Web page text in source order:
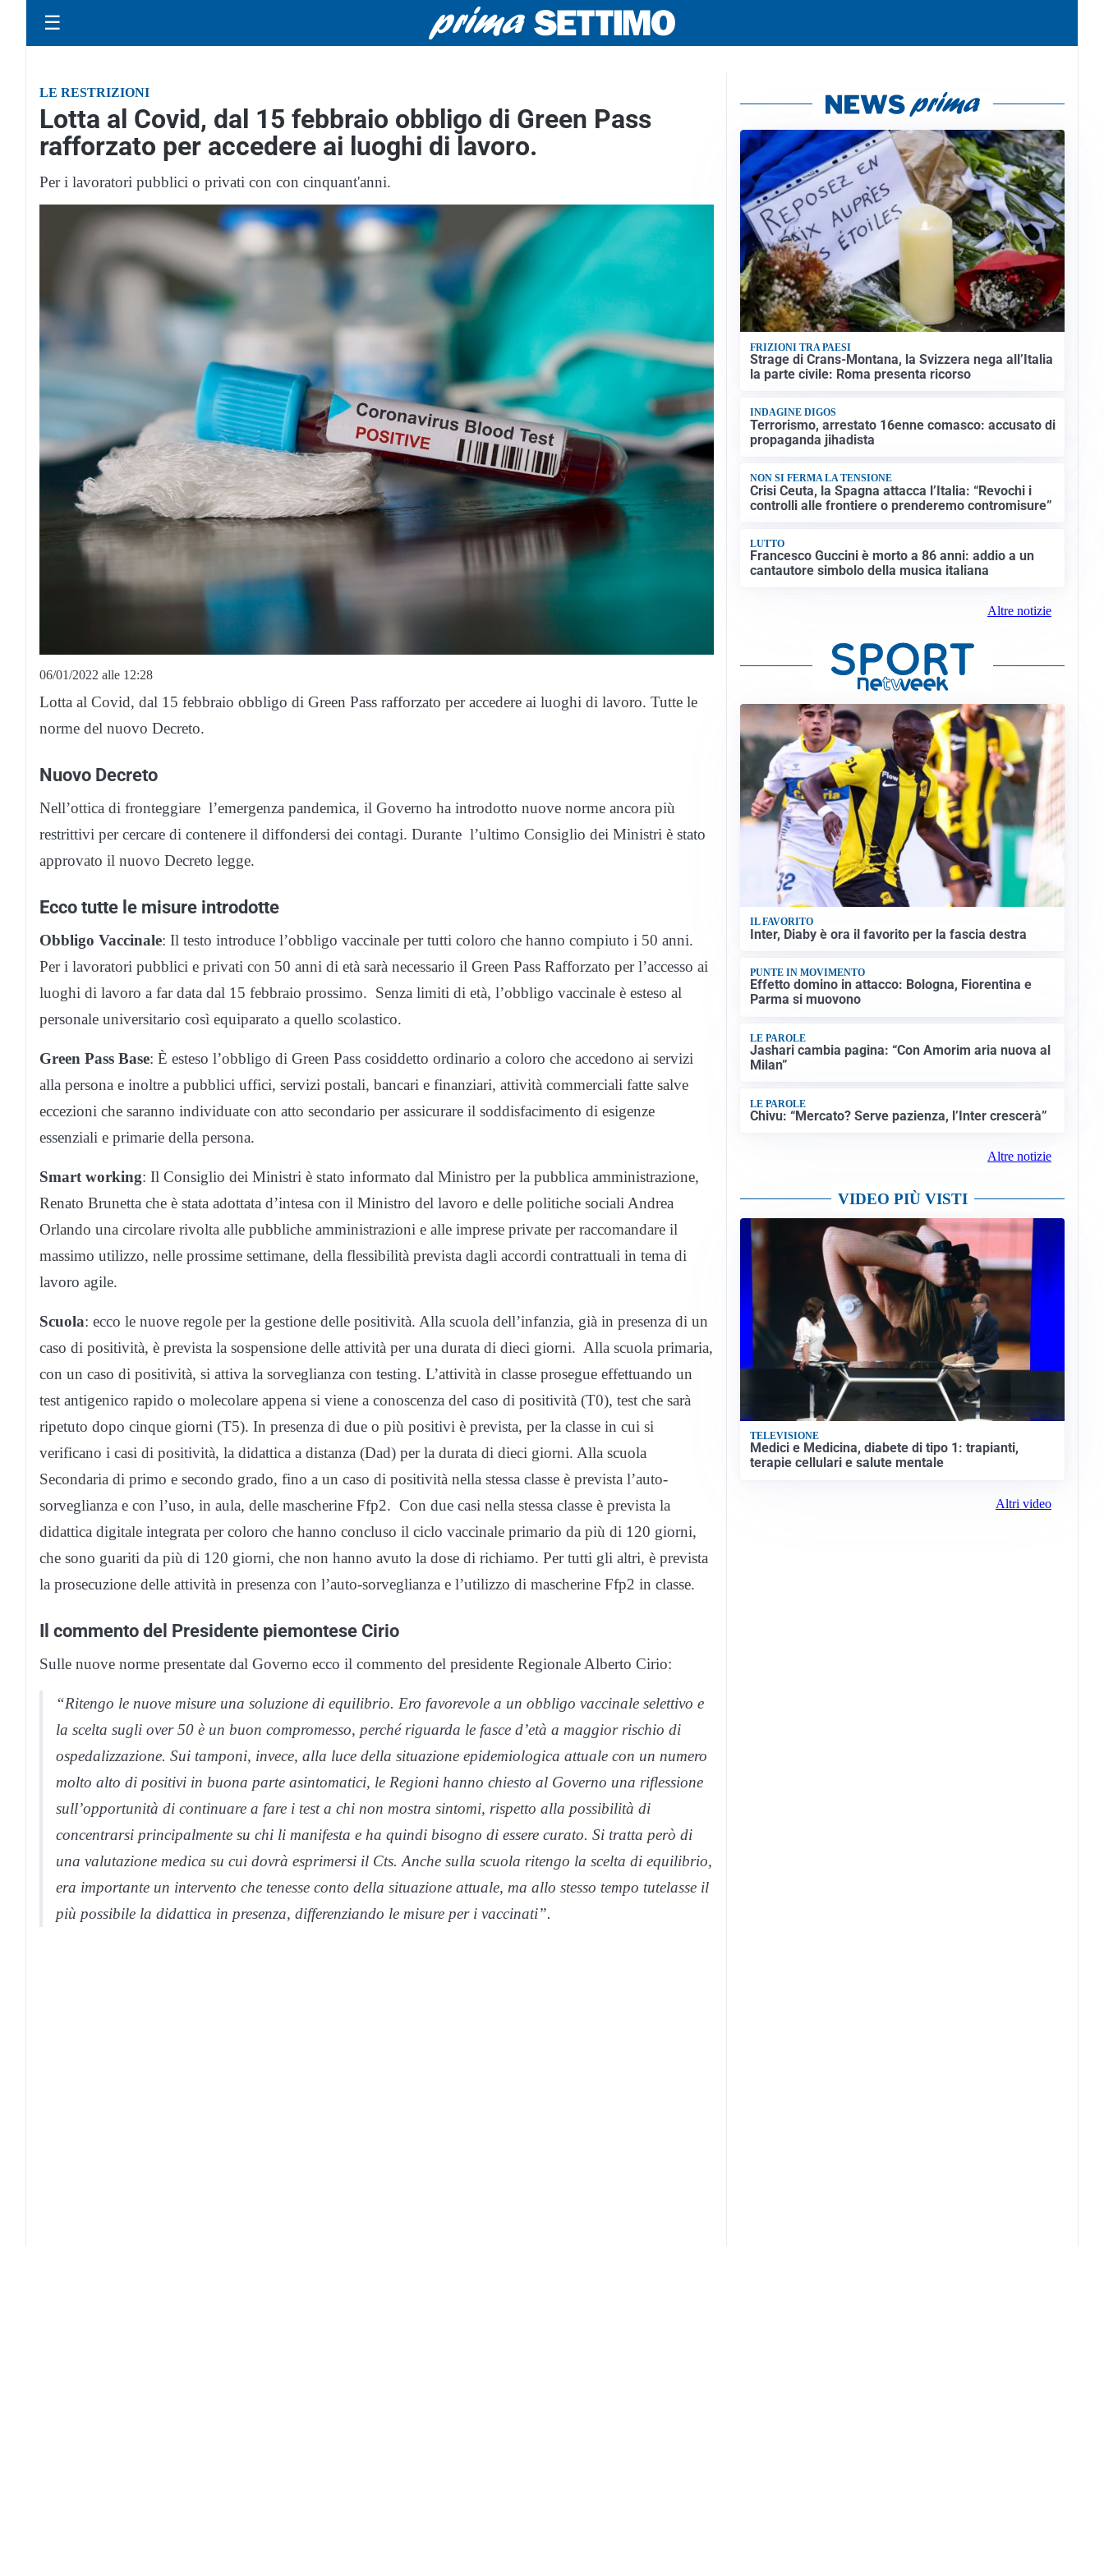
☰
LE RESTRIZIONI
Lotta al Covid, dal 15 febbraio obbligo di Green Pass
rafforzato per accedere ai luoghi di lavoro.
Per i lavoratori pubblici o privati con con cinquant'anni.
06/01/2022 alle 12:28
Lotta al Covid, dal 15 febbraio obbligo di Green Pass rafforzato per accedere ai luoghi di lavoro. Tutte le
norme del nuovo Decreto.
Nuovo Decreto
Nell’ottica di fronteggiare l’emergenza pandemica, il Governo ha introdotto nuove norme ancora più
restrittivi per cercare di contenere il diffondersi dei contagi. Durante l’ultimo Consiglio dei Ministri è stato
approvato il nuovo Decreto legge.
Ecco tutte le misure introdotte
Obbligo Vaccinale: Il testo introduce l’obbligo vaccinale per tutti coloro che hanno compiuto i 50 anni.
Per i lavoratori pubblici e privati con 50 anni di età sarà necessario il Green Pass Rafforzato per l’accesso ai
luoghi di lavoro a far data dal 15 febbraio prossimo. Senza limiti di età, l’obbligo vaccinale è esteso al
personale universitario così equiparato a quello scolastico.
Green Pass Base: È esteso l’obbligo di Green Pass cosiddetto ordinario a coloro che accedono ai servizi
alla persona e inoltre a pubblici uffici, servizi postali, bancari e finanziari, attività commerciali fatte salve
eccezioni che saranno individuate con atto secondario per assicurare il soddisfacimento di esigenze
essenziali e primarie della persona.
Smart working: Il Consiglio dei Ministri è stato informato dal Ministro per la pubblica amministrazione,
Renato Brunetta che è stata adottata d’intesa con il Ministro del lavoro e delle politiche sociali Andrea
Orlando una circolare rivolta alle pubbliche amministrazioni e alle imprese private per raccomandare il
massimo utilizzo, nelle prossime settimane, della flessibilità prevista dagli accordi contrattuali in tema di
lavoro agile.
Scuola: ecco le nuove regole per la gestione delle positività. Alla scuola dell’infanzia, già in presenza di un
caso di positività, è prevista la sospensione delle attività per una durata di dieci giorni. Alla scuola primaria,
con un caso di positività, si attiva la sorveglianza con testing. L’attività in classe prosegue effettuando un
test antigenico rapido o molecolare appena si viene a conoscenza del caso di positività (T0), test che sarà
ripetuto dopo cinque giorni (T5). In presenza di due o più positivi è prevista, per la classe in cui si
verificano i casi di positività, la didattica a distanza (Dad) per la durata di dieci giorni. Alla scuola
Secondaria di primo e secondo grado, fino a un caso di positività nella stessa classe è prevista l’auto-
sorveglianza e con l’uso, in aula, delle mascherine Ffp2. Con due casi nella stessa classe è prevista la
didattica digitale integrata per coloro che hanno concluso il ciclo vaccinale primario da più di 120 giorni,
che sono guariti da più di 120 giorni, che non hanno avuto la dose di richiamo. Per tutti gli altri, è prevista
la prosecuzione delle attività in presenza con l’auto-sorveglianza e l’utilizzo di mascherine Ffp2 in classe.
Il commento del Presidente piemontese Cirio
Sulle nuove norme presentate dal Governo ecco il commento del presidente Regionale Alberto Cirio:
“Ritengo le nuove misure una soluzione di equilibrio. Ero favorevole a un obbligo vaccinale selettivo e
la scelta sugli over 50 è un buon compromesso, perché riguarda le fasce d’età a maggior rischio di
ospedalizzazione. Sui tamponi, invece, alla luce della situazione epidemiologica attuale con un numero
molto alto di positivi in buona parte asintomatici, le Regioni hanno chiesto al Governo una riflessione
sull’opportunità di continuare a fare i test a chi non mostra sintomi, rispetto alla possibilità di
concentrarsi principalmente su chi li manifesta e ha quindi bisogno di essere curato. Si tratta però di
una valutazione medica su cui dovrà esprimersi il Cts. Anche sulla scuola ritengo la scelta di equilibrio,
era importante un intervento che tenesse conto della situazione attuale, ma allo stesso tempo tutelasse il
più possibile la didattica in presenza, differenziando le misure per i vaccinati”.
FRIZIONI TRA PAESI
Strage di Crans-Montana, la Svizzera nega all’Italia
la parte civile: Roma presenta ricorso
INDAGINE DIGOS
Terrorismo, arrestato 16enne comasco: accusato di
propaganda jihadista
NON SI FERMA LA TENSIONE
Crisi Ceuta, la Spagna attacca l’Italia: “Revochi i
controlli alle frontiere o prenderemo contromisure”
LUTTO
Francesco Guccini è morto a 86 anni: addio a un
cantautore simbolo della musica italiana
Altre notizie
IL FAVORITO
Inter, Diaby è ora il favorito per la fascia destra
PUNTE IN MOVIMENTO
Effetto domino in attacco: Bologna, Fiorentina e
Parma si muovono
LE PAROLE
Jashari cambia pagina: “Con Amorim aria nuova al
Milan”
LE PAROLE
Chivu: “Mercato? Serve pazienza, l’Inter crescerà”
Altre notizie
VIDEO PIÙ VISTI
TELEVISIONE
Medici e Medicina, diabete di tipo 1: trapianti,
terapie cellulari e salute mentale
Altri video